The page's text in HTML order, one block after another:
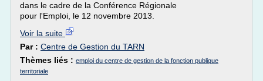
dans le cadre de la Conférence Régionale
pour l'Emploi, le 12 novembre 2013.
Voir la suite
Par : Centre de Gestion du TARN
Thèmes liés : emploi du centre de gestion de la fonction publique
territoriale